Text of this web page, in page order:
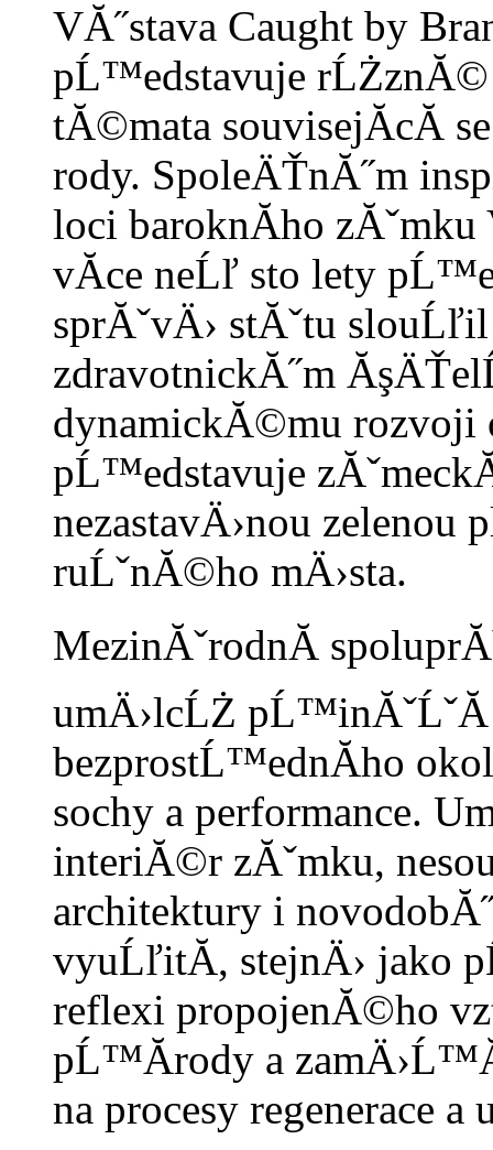
VĂ˝stava Caught by
pĹ™edstavuje rĹŻznĂ©
tĂ©mata souvisejĂ­cĂ­
rody. SpoleÄŤnĂ˝m
loci baroknĂ­ho
vĂ­ce neĹľ sto lety
sprĂˇvÄ› stĂˇtu
zdravotnickĂ˝m
dynamickĂ©mu
pĹ™edstavuje
nezastavÄ›nou
ruĹˇnĂ©ho mÄ›sta.
MezinĂˇrodnĂ­
umÄ›lcĹŻ
bezprostĹ™ednĂ­ho
sochy a performance.
interiĂ©r zĂˇmku,
architektury i
vyuĹľitĂ­, stejnÄ› jako
reflexi propojenĂ©ho
pĹ™Ă­rody a
na procesy regenerace a